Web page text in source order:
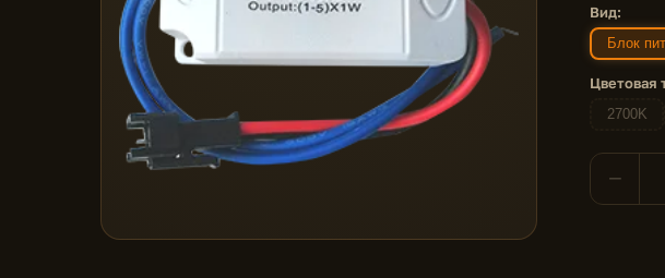
Вид:
Блок
Цветовая
2700K
−